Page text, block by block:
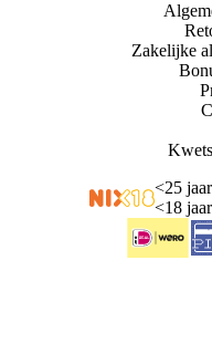
Zakelijke
<25
<18